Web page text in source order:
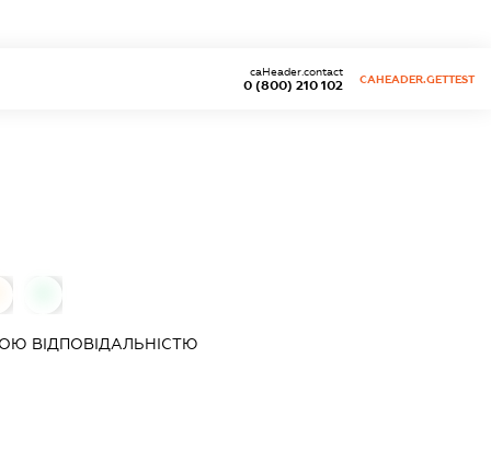
0 (800) 210 102
caHeader.contact
CAHEADER.GETTEST
ВІДПОВІДАЛЬНІСТЮ